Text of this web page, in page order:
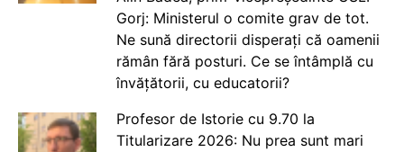
Gorj: Ministerul o comite grav de tot.
Ne sună directorii disperați că oamenii
rămân fără posturi. Ce se întâmplă cu
învățătorii, cu educatorii?
Profesor de Istorie cu 9.70 la
Titularizare 2026: Nu prea sunt mari